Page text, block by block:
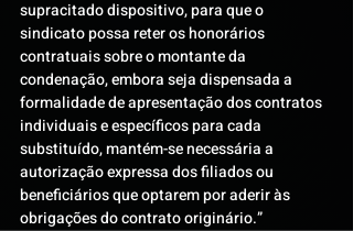
supracitado dispositivo, para que o
sindicato possa reter os honorários
contratuais sobre o montante da
condenação, embora seja dispensada a
formalidade de apresentação dos contratos
individuais e específicos para cada
substituído, mantém-se necessária a
autorização expressa dos filiados ou
beneficiários que optarem por aderir às
obrigações do contrato originário.”